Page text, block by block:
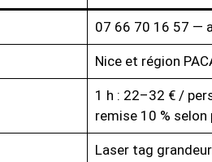
07 66 70 16 57 —
Nice et région
1 h : 22–32 € /
remise 10 % selon
Laser tag